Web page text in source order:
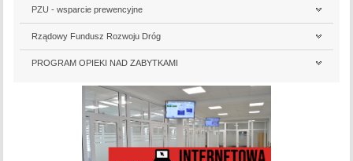
PZU - wsparcie prewencyjne
Rządowy Fundusz Rozwoju Dróg
PROGRAM OPIEKI NAD ZABYTKAMI